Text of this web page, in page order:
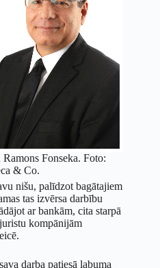
Fonseka. Foto:
& Co.
nišu, palīdzot bagātajiem
tas izvērsa darbību
ar bankām, cita starpā
kompānijām
darba patiesā labuma